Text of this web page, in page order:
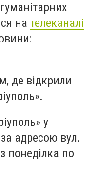
на телеканалі
де відкрили
у
адресою вул.
понеділка по